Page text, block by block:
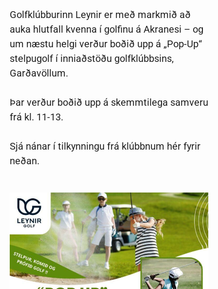
Golfklúbburinn Leynir er með markmið að
auka hlutfall kvenna í golfinu á Akranesi – og
um næstu helgi verður boðið upp á „Pop-Up“
stelpugolf í inniaðstöðu golfklúbbsins,
Garðavöllum.
Þar verður boðið upp á skemmtilega samveru
frá kl. 11-13.
Sjá nánar í tilkynningu frá klúbbnum hér fyrir
neðan.